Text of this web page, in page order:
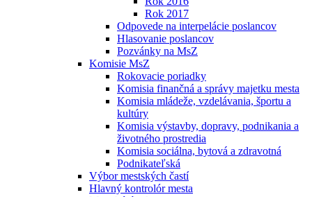
Rok 2017
Odpovede na interpelácie poslancov
Hlasovanie poslancov
Pozvánky na MsZ
Komisie MsZ
Rokovacie poriadky
Komisia finančná a správy majetku mesta
Komisia mládeže, vzdelávania, športu a
kultúry
Komisia výstavby, dopravy, podnikania a
životného prostredia
Komisia sociálna, bytová a zdravotná
Podnikateľská
Výbor mestských častí
Hlavný kontrolór mesta